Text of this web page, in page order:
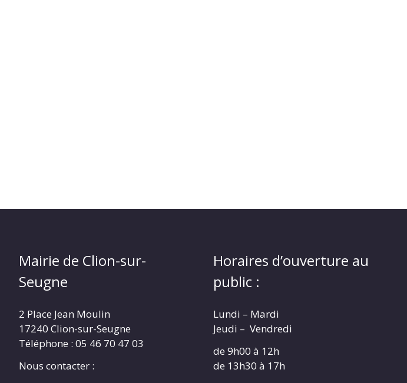
Mairie de Clion-sur-
Seugne
2 Place Jean Moulin
17240 Clion-sur-Seugne
Téléphone : 05 46 70 47 03
Nous contacter :
Horaires d’ouverture au
public :
Lundi – Mardi
Jeudi – Vendredi
de 9h00 à 12h
de 13h30 à 17h